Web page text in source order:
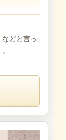
どと言っ